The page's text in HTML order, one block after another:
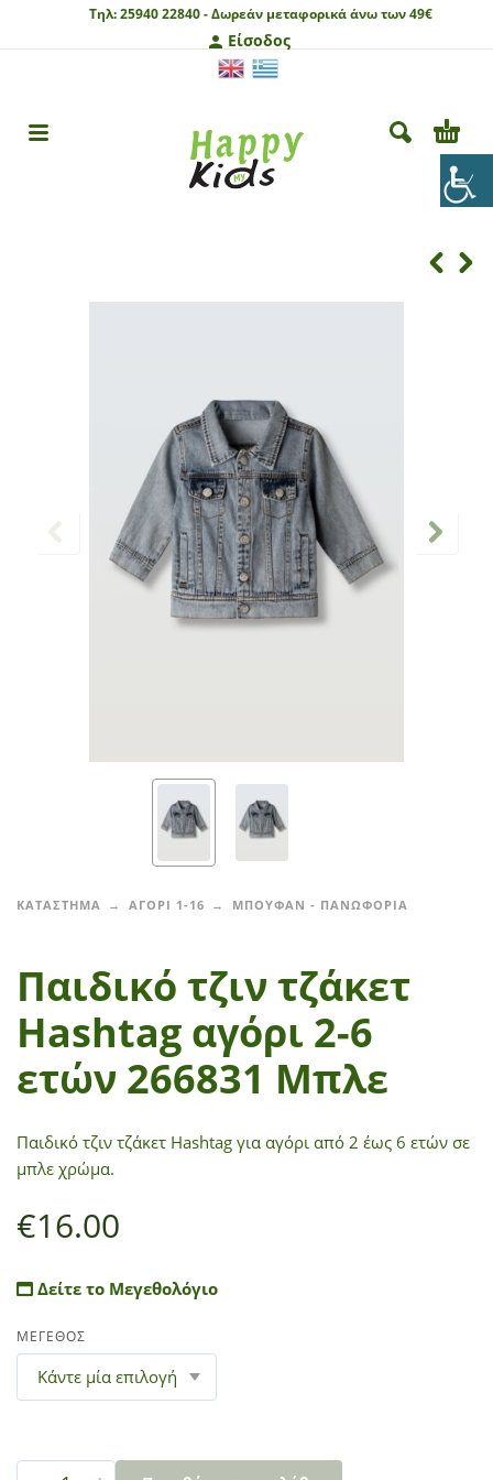
Τηλ:25940 22840 -Δωρεάν μεταφορικά άνω των 49€
Είσοδος
ΚΑΤΑΣΤΗΜΑ ΑΓΟΡΙ 1-16 ΜΠΟΥΦΑΝ - ΠΑΝΩΦΟΡΙΑ
Παιδικό τζιν τζάκετ
Hashtag αγόρι 2-6
ετών 266831 Μπλε
Παιδικό τζιν τζάκετ Hashtag για αγόρι από 2 έως 6 ετών σε
μπλε χρώμα.
€16.00
Δείτε το Μεγεθολόγιο
ΜΕΓΕΘΟΣ